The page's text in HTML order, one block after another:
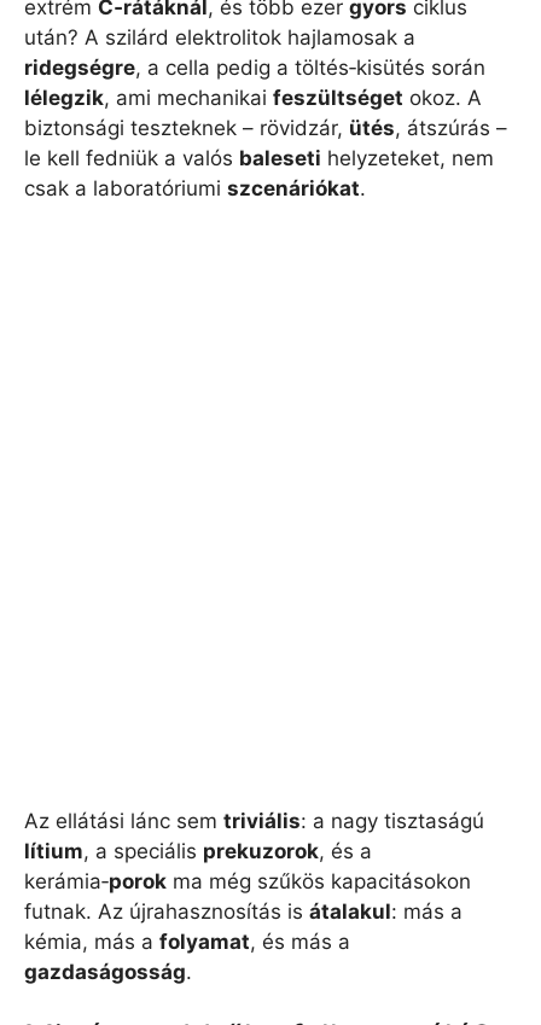
extrém C‑rátáknál , és több ezer gyors ciklus
után? A szilárd elektrolitok hajlamosak a
ridegségre, a cella pedig a töltés‑kisütés során
lélegzik, ami mechanikai feszültséget okoz. A
biztonsági teszteknek – rövidzár, ütés, átszúrás –
le kell fedniük a valós baleseti helyzeteket, nem
csak a laboratóriumi szcenáriókat.
Az ellátási lánc sem triviális: a nagy tisztaságú
lítium, a speciális prekuzorok, és a
kerámia‑porok ma még szűkös kapacitásokon
futnak. Az újrahasznosítás is átalakul: más a
kémia, más a folyamat, és más a
gazdaságosság.